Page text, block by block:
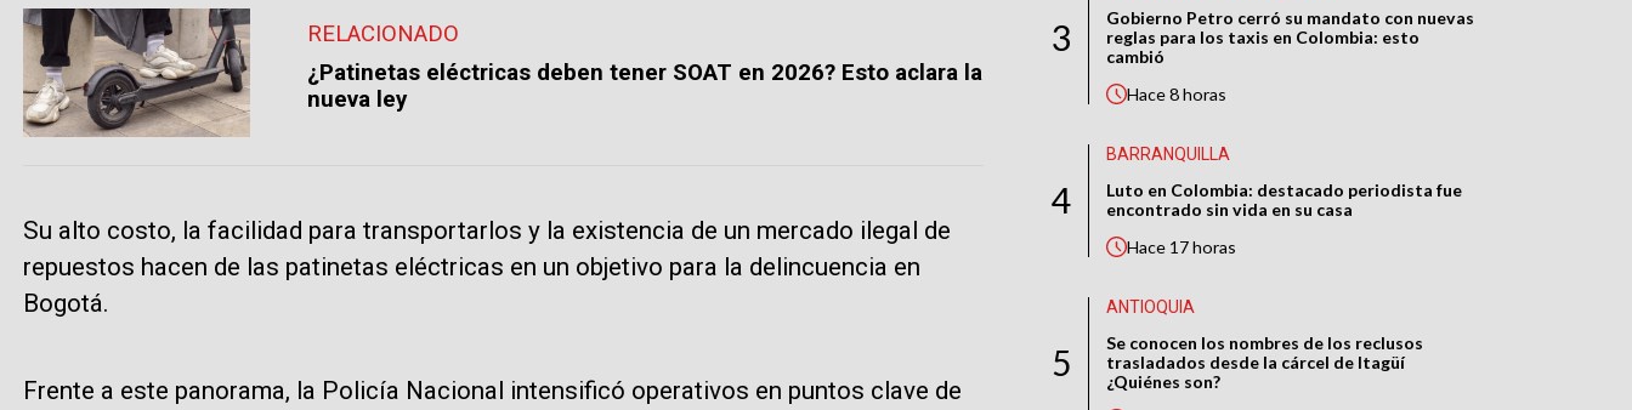
RELACIONADO
¿Patinetas eléctricas deben tener SOAT en 2026? Esto aclara la
nueva ley
Su alto costo, la facilidad para transportarlos y la existencia de un mercado ilegal de
repuestos hacen de las patinetas eléctricas en un objetivo para la delincuencia en
Bogotá.
Frente a este panorama, la Policía Nacional intensificó operativos en puntos clave de
3
Gobierno Petro cerró su mandato con nuevas
reglas para los taxis en Colombia: esto
cambió
Hace8 horas
4
BARRANQUILLA
Luto en Colombia: destacado periodista fue
encontrado sin vida en su casa
Hace 17 horas
5
ANTIOQUIA
Se conocen los nombres de los reclusos
trasladados desde la cárcel de Itagüí
¿Quiénes son?